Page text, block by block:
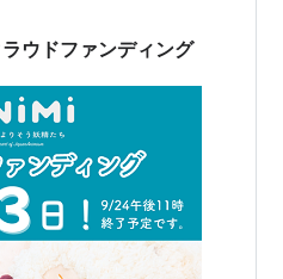
ウドファンディング